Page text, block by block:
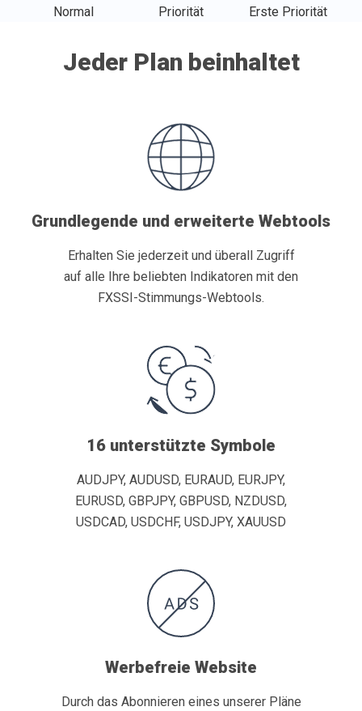
Normal
Priorität
Erste Priorität
Jeder Plan beinhaltet
Grundlegende und erweiterte Webtools
Erhalten Sie jederzeit und überall Zugriff
auf alle Ihre beliebten Indikatoren mit den
FXSSI-Stimmungs-Webtools.
16 unterstützte Symbole
AUDJPY, AUDUSD, EURAUD, EURJPY,
EURUSD, GBPJPY, GBPUSD, NZDUSD,
USDCAD, USDCHF, USDJPY, XAUUSD
Werbefreie Website
Durch das Abonnieren eines unserer Pläne